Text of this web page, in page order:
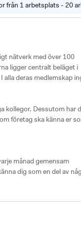
från 1 arbetsplats - 20
nätverk med över 100
ligger centralt beläget i
deras medlemskap
kollegor. Dessutom har
företag ska känna er
månad gemensam
dig som en del av